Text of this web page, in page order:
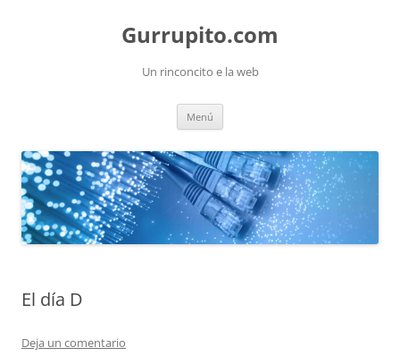
Gurrupito.com
Un rinconcito e la web
Menú
El día D
Deja un comentario